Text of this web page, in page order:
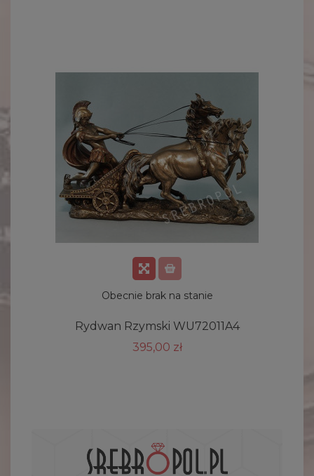
Obecnie brak na stanie
Rydwan Rzymski WU72011A4
395,00 zł